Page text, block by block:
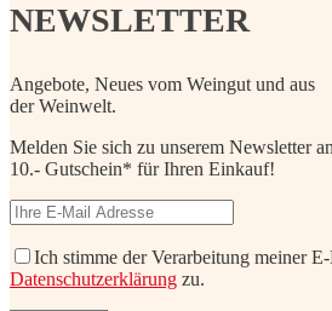
NEWSLETTER
Angebote, Neues vom Weingut und aus
der Weinwelt.
Melden Sie sich zu unserem Newsletter
10.- Gutschein* für Ihren Einkauf!
Ich stimme der Verarbeitung meiner
Datenschutzerklärung zu.